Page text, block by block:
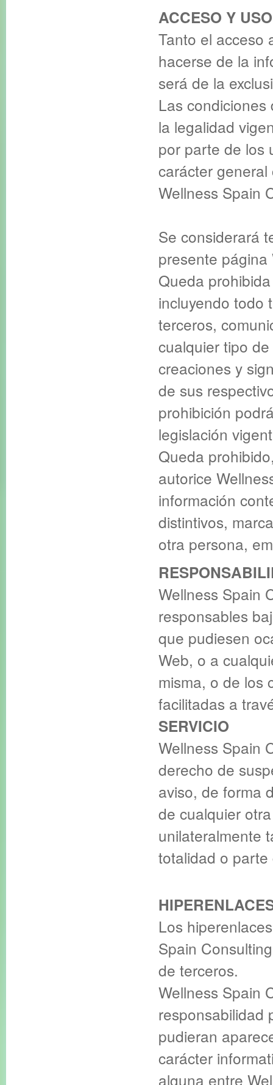
ACCESO Y USO
Tanto el acceso
hacerse de la
será de la
Las
la legalidad
por parte de los
carácter
Wellness Spain
Se considerará
presente
Queda
incluyendo todo
terceros,
cualquier tipo
creaciones y
de sus
prohibición
legislación
Queda
autorice
información
distintivos,
otra persona,
Wellness Spain
responsables
que pudiesen
Web, o a
misma, o de los
facilitadas a
SERVICIO
Wellness Spain
derecho de
aviso, de forma
de cualquier
unilateralmente
totalidad o
Los
Spain
de terceros.
Wellness Spain
responsabilidad
pudieran
carácter
alguna entre